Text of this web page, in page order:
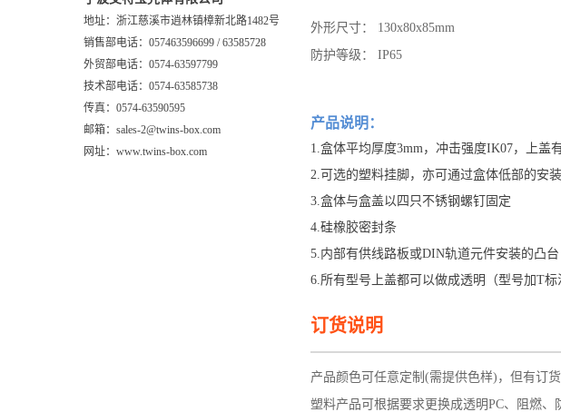
地址：浙江慈溪市逍林镇樟新北路1482号
销售部电话：057463596699 / 63585728
外贸部电话：0574-63597799
技术部电话：0574-63585738
传真：0574-63590595
邮箱：sales-2@twins-box.com
网址：www.twins-box.com
外形尺寸： 130x80x85mm
防护等级： IP65
产品说明：
1.盒体平均厚度3mm，冲击强度IK07，上盖
2.可选的塑料挂脚，亦可通过盒体低部的安
3.盒体与盒盖以四只不锈钢螺钉固定
4.硅橡胶密封条
5.内部有供线路板或DIN轨道元件安装的凸台
6.所有型号上盖都可以做成透明（型号加T标
订货说明
产品颜色可任意定制(需提供色样)，但有订
塑料产品可根据要求更换成透明PC、阻燃